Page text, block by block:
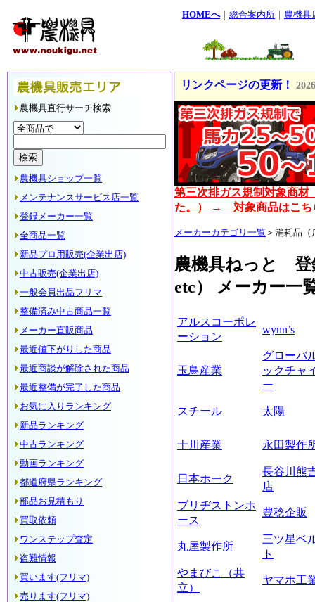
HOMEへ｜ 総合案内所 ｜ 農機具
農機具直行サーチ検索
農機具ショップ一覧
メンテナンスサービス店一覧
登録メーカー一覧
全商品一覧
新品プロ用販売(企業出店)
中古販売(企業出店)
一般会員出品フリマ
整備済み中古商品一覧
メーカー直販商品
最近値下がりした商品
最近商談が解除された商品
最近整備が完了した商品
お気に入りランキング
新品ランキング
中古ランキング
動画ランキング
都道府県ランキング
部品お見積もり
買取依頼
ワンステップ査定
盗難情報
買います(フリマ)
売ります(フリマ)
リンクページの更新！
トラクター配達！ 2024-09-
中古乗用モア入荷しまし
ロボット草刈機取扱始め
橋本機械スタッフ(橋本機
今日は、乗用草刈機の納
2019-08-24
ひっぱりくんを管理機で
発動機運搬車 車検整備
縄文直角かべ 2017-12-01
第三次排ガス規制対象商材
た。） → 対象商品はこち
メーカーカテゴリ一覧 ＞消耗品
農機具ねっと 登
etc） メーカー一
アルスコーポレ
ーション
wynn’s
玉鳥産業
グローバ
ックチャ
ー
スチール 太陽
十川産業 永田製作
日本ホーク
長谷川熊
店
ブリヂストンホ
ース
豊稔企販
丸屋製作所
三ツ星ベ
ト
やまびこ（共
立）
ヤマホ工